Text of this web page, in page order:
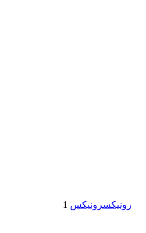
رونیکسرونیکس 1